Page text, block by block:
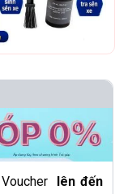
lên đến